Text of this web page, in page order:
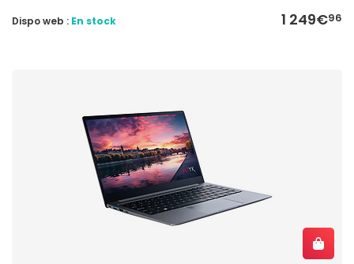
1 249€96
Dispo web : En stock